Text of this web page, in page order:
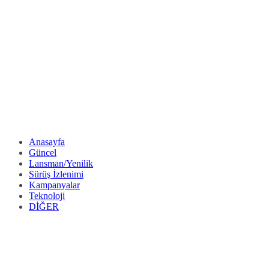
Anasayfa
Güncel
Lansman/Yenilik
Sürüş İzlenimi
Kampanyalar
Teknoloji
DİĞER